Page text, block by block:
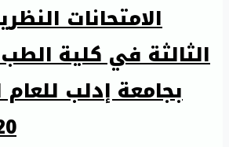
الامتحانات
الثالثة في كلية
بجامعة إدلب